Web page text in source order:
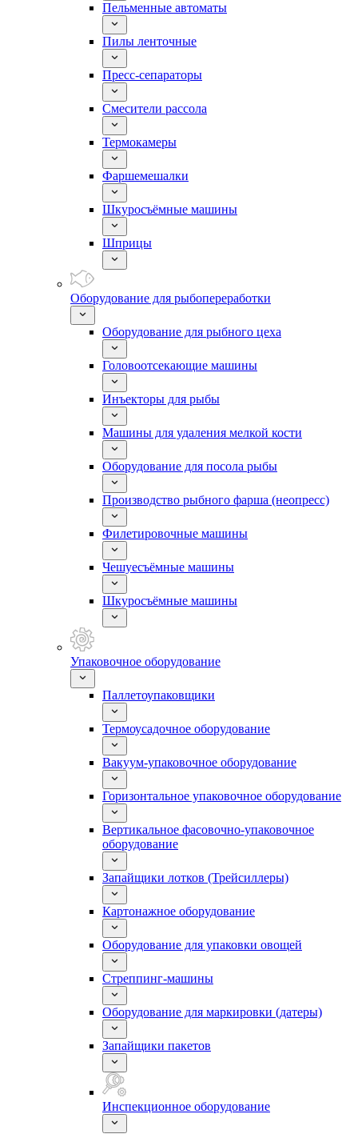
Пельменные автоматы
Пилы ленточные
Пресс-сепараторы
Смесители рассола
Термокамеры
Фаршемешалки
Шкуросъёмные машины
Шприцы
Оборудование для рыбопереработки
Оборудование для рыбного цеха
Головоотсекающие машины
Инъекторы для рыбы
Машины для удаления мелкой кости
Оборудование для посола рыбы
Производство рыбного фарша (неопресс)
Филетировочные машины
Чешуесъёмные машины
Шкуросъёмные машины
Упаковочное оборудование
Паллетоупаковщики
Термоусадочное оборудование
Вакуум-упаковочное оборудование
Горизонтальное упаковочное оборудование
Вертикальное фасовочно-упаковочное
оборудование
Запайщики лотков (Трейсиллеры)
Картонажное оборудование
Оборудование для упаковки овощей
Стреппинг-машины
Оборудование для маркировки (датеры)
Запайщики пакетов
Инспекционное оборудование